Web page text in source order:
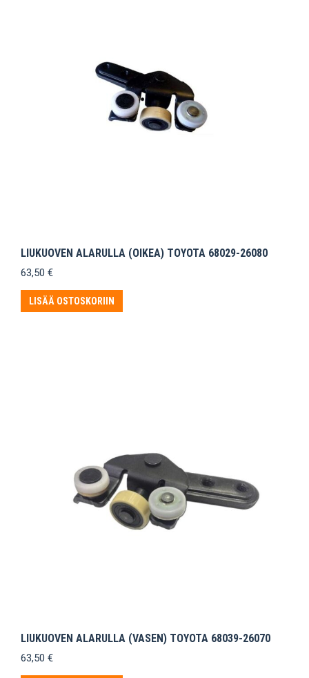
LIUKUOVEN ALARULLA (OIKEA) TOYOTA 68029-26080
63,50 €
LISÄÄ OSTOSKORIIN
LIUKUOVEN ALARULLA (VASEN) TOYOTA 68039-26070
63,50 €